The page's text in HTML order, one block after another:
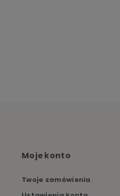
Moje konto
Twoje zamówienia